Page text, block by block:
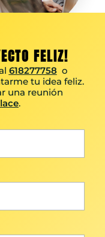
FELIZ!
618277758o
tu idea feliz.
una reunión
.